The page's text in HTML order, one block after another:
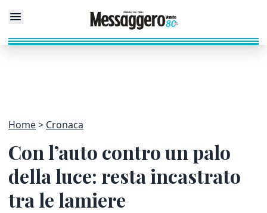
Home Cronaca
Con l’auto contro un palo
della luce: resta incastrato
tra le lamiere